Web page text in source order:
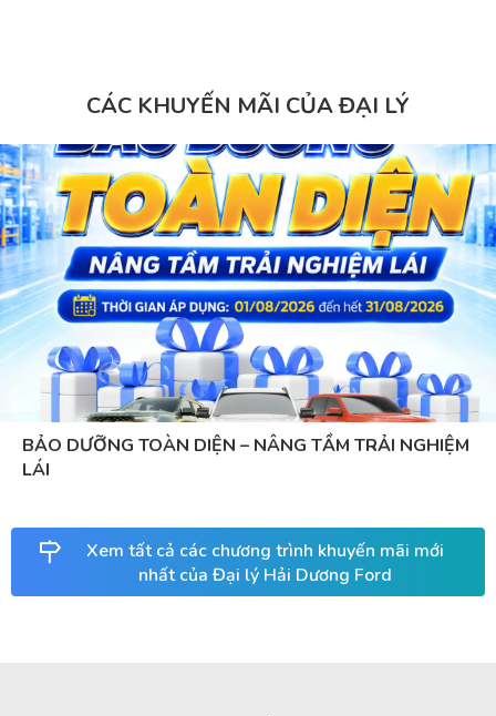
CÁC KHUYẾN MÃI CỦA ĐẠI LÝ
BẢO DƯỠNG TOÀN DIỆN – NÂNG TẦM TRẢI NGHIỆM
LÁI
Xem tất cả các chương trình khuyến mãi mới
nhất của Đại lý Hải Dương Ford